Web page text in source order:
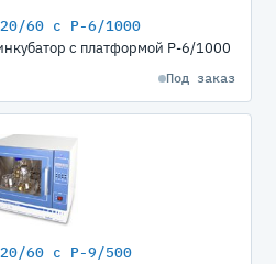
20/60 с P-6/1000
с платформой P-6/1000
Под заказ
20/60 с P-9/500